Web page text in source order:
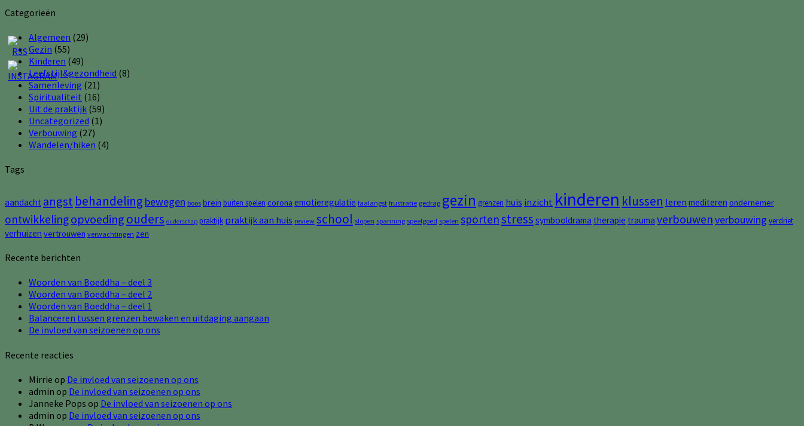
Categorieën
Algemeen (29)
Gezin (55)
Kinderen (49)
Leefstijl&gezondheid (8)
Samenleving (21)
Spiritualiteit (16)
Uit de praktijk (59)
Uncategorized (1)
Verbouwing (27)
Wandelen/hiken (4)
Tags
aandacht angst behandeling bewegen boos brein buiten spelen corona emotieregulatie faalangst frustratie gedrag gezin grenzen huis inzicht kinderen klussen leren mediteren ondernemer
ontwikkelingopvoeding ouders ouderschap praktijk praktijk aan huis review school slopen spanning speelgoed spelen sportenstress symbooldrama therapie trauma verbouwenverbouwing verdriet
verhuizen vertrouwen verwachtingen zen
Recente berichten
Woorden van Boeddha – deel 3
Woorden van Boeddha – deel 2
Woorden van Boeddha – deel 1
Balanceren tussen grenzen bewaken en uitdaging aangaan
De invloed van seizoenen op ons
Recente reacties
Mirrie op De invloed van seizoenen op ons
admin op De invloed van seizoenen op ons
Janneke Pops op De invloed van seizoenen op ons
admin op De invloed van seizoenen op ons